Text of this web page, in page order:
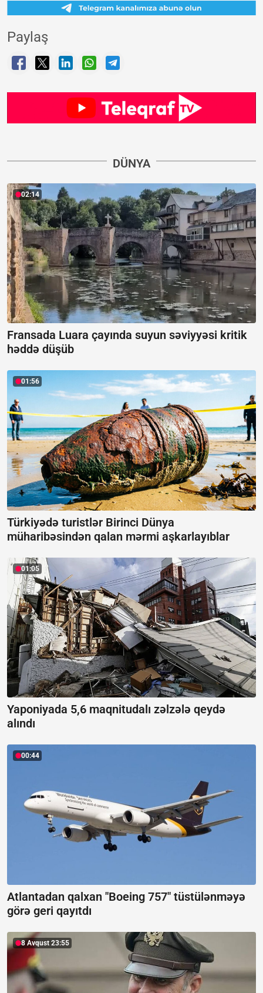
Paylaş
DÜNYA
02:14
Fransada Luara çayında suyun səviyyəsi kritik
həddə düşüb
01:56
Türkiyədə turistlər Birinci Dünya
müharibəsindən qalan mərmi aşkarlayıblar
01:05
Yaponiyada 5,6 maqnitudalı zəlzələ qeydə
alındı
00:44
Atlantadan qalxan "Boeing 757" tüstülənməyə
görə geri qayıtdı
8 Avqust 23:55